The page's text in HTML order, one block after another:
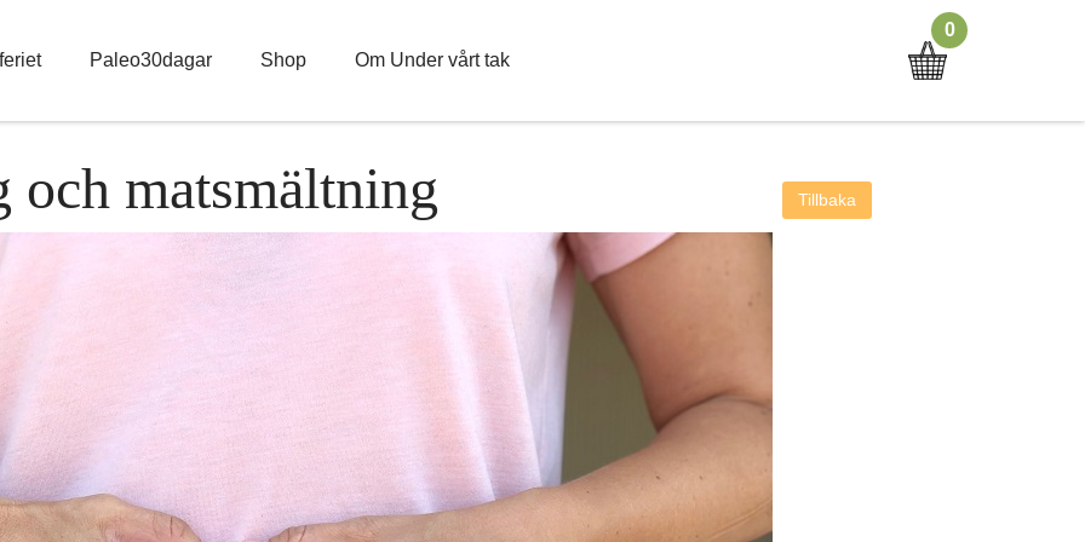
Paleo30dagar Shop Om Under vårt tak
0
och matsmältning Tillbaka